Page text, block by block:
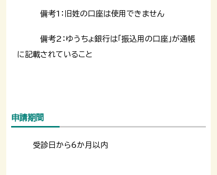
備考1：旧姓の口座は使用できません
備考2：ゆうちょ銀行は「振込用の口座」が通帳
に記載されていること
申請期間
受診日から6か月以内